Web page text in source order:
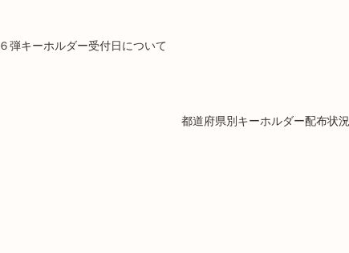
弾キーホルダー受付日について
都道府県別キーホルダー配布状況